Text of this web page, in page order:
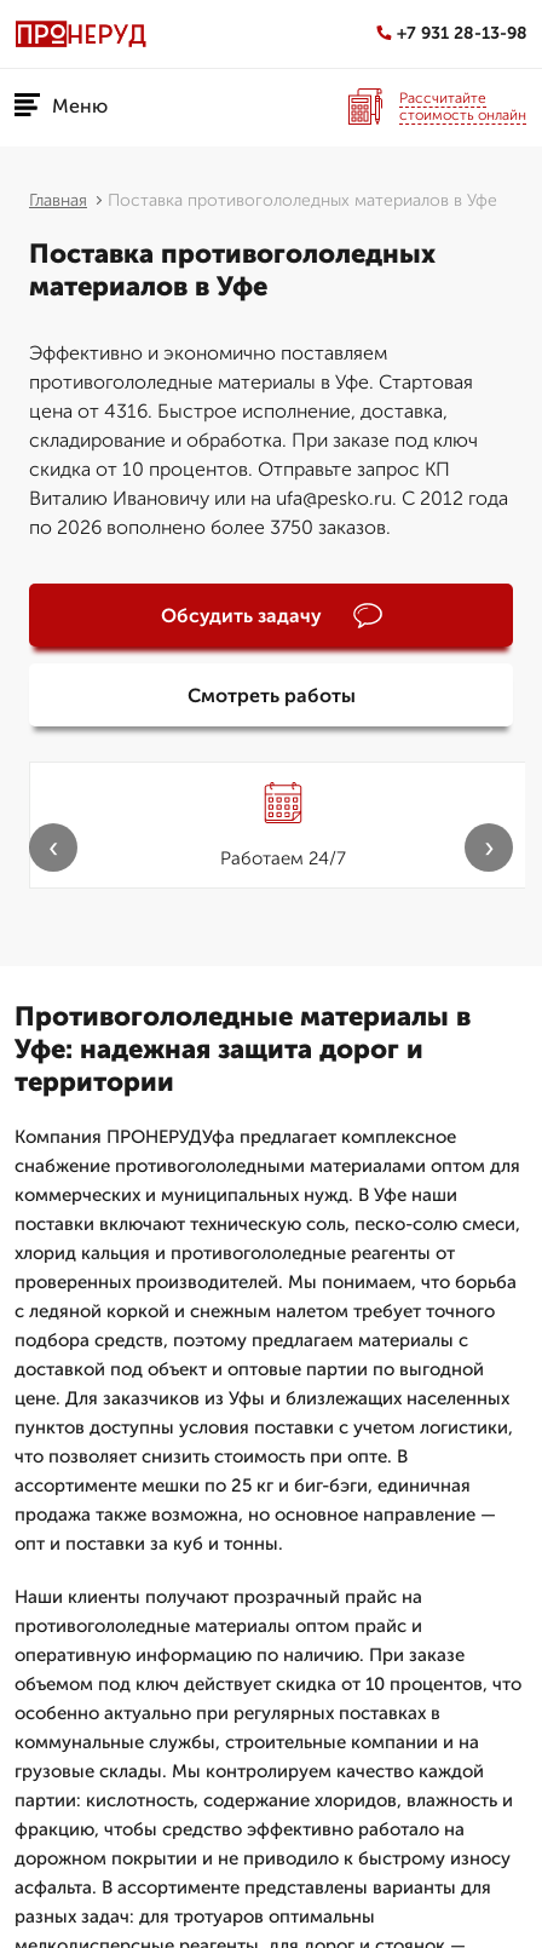
+7 931 28-13-98
Меню
Рассчитайте
стоимость онлайн
Главная Поставка противогололедных материалов в Уфе
Поставка противогололедных
материалов в Уфе
Эффективно и экономично поставляем
противогололедные материалы в Уфе. Стартовая
цена от 4316. Быстрое исполнение, доставка,
складирование и обработка. При заказе под ключ
скидка от 10 процентов. Отправьте запрос КП
Виталию Ивановичу или на ufa@pesko.ru. С 2012 года
по 2026 вополнено более 3750 заказов.
Обсудить задачу
Смотреть работы
Работаем 24/7
‹ ›
Противогололедные материалы в
Уфе: надежная защита дорог и
территории
Компания ПРОНЕРУДУфа предлагает комплексное
снабжение противогололедными материалами оптом для
коммерческих и муниципальных нужд. В Уфе наши
поставки включают техническую соль, песко-солю смеси,
хлорид кальция и противогололедные реагенты от
проверенных производителей. Мы понимаем, что борьба
с ледяной коркой и снежным налетом требует точного
подбора средств, поэтому предлагаем материалы с
доставкой под объект и оптовые партии по выгодной
цене. Для заказчиков из Уфы и близлежащих населенных
пунктов доступны условия поставки с учетом логистики,
что позволяет снизить стоимость при опте. В
ассортименте мешки по 25 кг и биг-бэги, единичная
продажа также возможна, но основное направление —
опт и поставки за куб и тонны.
Наши клиенты получают прозрачный прайс на
противогололедные материалы оптом прайс и
оперативную информацию по наличию. При заказе
объемом под ключ действует скидка от 10 процентов, что
особенно актуально при регулярных поставках в
коммунальные службы, строительные компании и на
грузовые склады. Мы контролируем качество каждой
партии: кислотность, содержание хлоридов, влажность и
фракцию, чтобы средство эффективно работало на
дорожном покрытии и не приводило к быстрому износу
асфальта. В ассортименте представлены варианты для
разных задач: для тротуаров оптимальны